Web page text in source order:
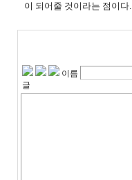
이 되어줄 것이라는 점이다.
이름
글